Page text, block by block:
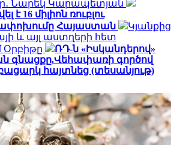
Նարեկ Կարապետյան
է 16 միլիոն ռուբլու
Հայաստան
Կյանքից
և այլ աստղերի հետ
ՌԴ-ն «Իսկանդերով»
գնացքը.Վեհափառի գործով
հայտնեց (տեսանյութ)